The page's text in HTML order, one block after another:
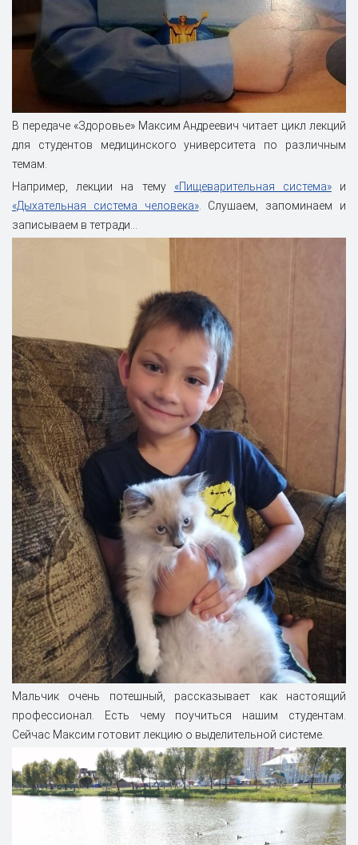
В передаче «Здоровье» Максим Андреевич читает цикл лекций
для студентов медицинского университета по различным
темам.
Например, лекции на тему «Пищеварительная система»и
«Дыхательная система человека». Слушаем, запоминаем и
записываем в тетради…
Мальчик очень потешный, рассказывает как настоящий
профессионал. Есть чему поучиться нашим студентам.
Сейчас Максим готовит лекцию о выделительной системе.